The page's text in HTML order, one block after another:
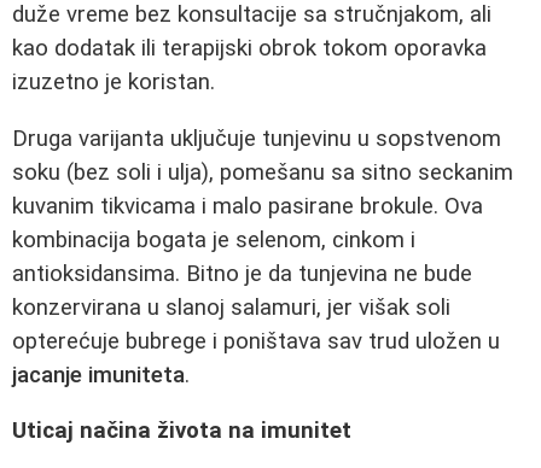
duže vreme bez konsultacije sa stručnjakom, ali
kao dodatak ili terapijski obrok tokom oporavka
izuzetno je koristan.
Druga varijanta uključuje tunjevinu u sopstvenom
soku (bez soli i ulja), pomešanu sa sitno seckanim
kuvanim tikvicama i malo pasirane brokule. Ova
kombinacija bogata je selenom, cinkom i
antioksidansima. Bitno je da tunjevina ne bude
konzervirana u slanoj salamuri, jer višak soli
opterećuje bubrege i poništava sav trud uložen u
jacanje imuniteta.
Uticaj načina života na imunitet